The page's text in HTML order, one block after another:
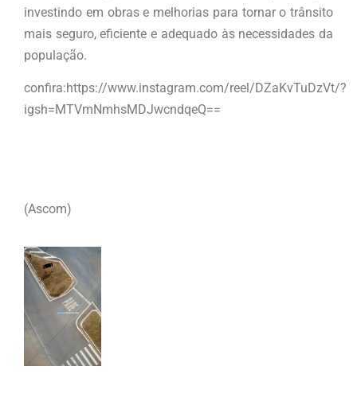
investindo em obras e melhorias para tornar o trânsito
mais seguro, eficiente e adequado às necessidades da
população.
confira:https://www.instagram.com/reel/DZaKvTuDzVt/?
igsh=MTVmNmhsMDJwcndqeQ==
(Ascom)